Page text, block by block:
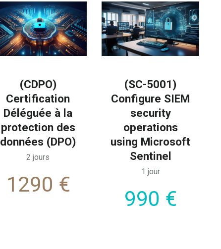
(CDPO)
Certification
Déléguée à la
protection des
données (DPO)
2 jours
1290 €
(SC-5001)
Configure SIEM
security
operations
using Microsoft
Sentinel
1 jour
990 €